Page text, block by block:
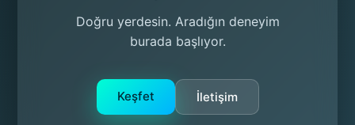
Doğru yerdesin. Aradığın deneyim
burada başlıyor.
Keşfet İletişim